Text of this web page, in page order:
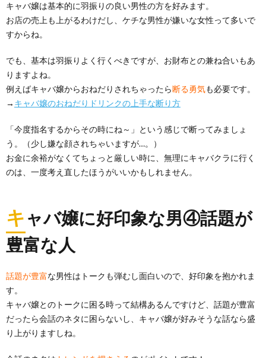
キャバ嬢は基本的に羽振りの良い男性の方を好みます。
お店の売上も上がるわけだし、ケチな男性が嫌いな女性って多いで
すからね。
でも、基本は羽振りよく行くべきですが、お財布との兼ね合いもあ
りますよね。
例えばキャバ嬢からおねだりされちゃったら断る勇気も必要です。
→ キャバ嬢のおねだりドリンクの上手な断り方
「今度指名するからその時にね～」という感じで断ってみましょ
う。（少し嫌な顔されちゃいますが…。）
お金に余裕がなくてちょっと厳しい時に、無理にキャバクラに行く
のは、一度考え直したほうがいいかもしれません。
キ ャバ嬢に好印象な男④話題が
豊富な人
話題が豊富な男性はトークも弾むし面白いので、好印象を抱かれま
す。
キャバ嬢とのトークに困る時って結構あるんですけど、話題が豊富
だったら会話のネタに困らないし、キャバ嬢が好みそうな話なら盛
り上がりますしね。